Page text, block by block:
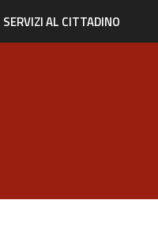
SERVIZI AL CITTADINO